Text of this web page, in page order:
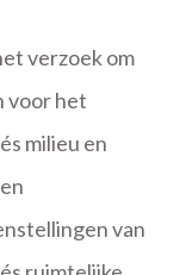
verzoek om
voor het
milieu en
van